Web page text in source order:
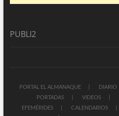
PUBLI2
PORTAL EL ALMANAQUE DIARIO
PORTADAS
VIDEOS
EFEMÉRIDES
CALENDARIOS